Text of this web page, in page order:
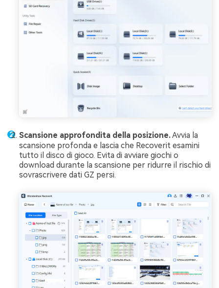
Scansione approfondita della posizione.Avvia la
scansione profonda e lascia che Recoverit esamini
tutto il disco di gioco. Evita di avviare giochi o
download durante la scansione per ridurre il rischio di
sovrascrivere dati GZ persi.